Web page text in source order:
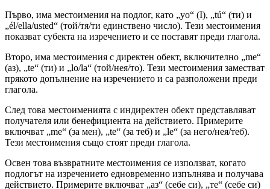
Първо, има местоимения на подлог, като „yo“ (I), „tú“ (ти) и
„él/ella/usted“ (той/тя/ти единствено число). Тези местоимения
показват субекта на изречението и се поставят преди глагола.
Второ, има местоимения с директен обект, включително „me“
(аз), „te“ (ти) и „lo/la“ (той/нея/то). Тези местоимения заместват
прякото допълнение на изречението и са разположени преди
глагола.
След това местоименията с индиректен обект представляват
получателя или бенефициента на действието. Примерите
включват „me“ (за мен), „te“ (за теб) и „le“ (за него/нея/теб).
Тези местоимения също стоят преди глагола.
Освен това възвратните местоимения се използват, когато
подлогът на изречението едновременно изпълнява и получава
действието. Примерите включват „аз“ (себе си), „те“ (себе си)